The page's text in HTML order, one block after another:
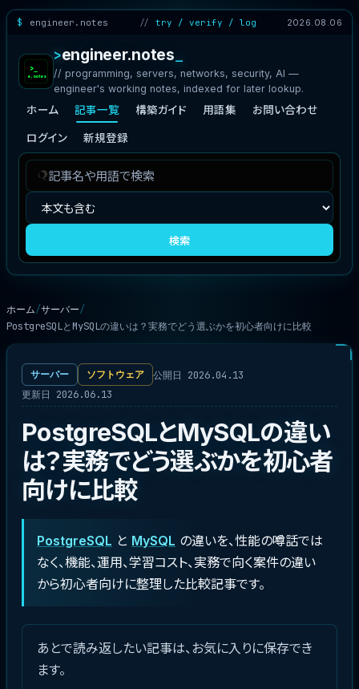
engineer.notes try / verify / log 2026.08.06
engineer.notes
// programming, servers, networks, security, AI —
engineer's working notes, indexed for later lookup.
ホーム 記事一覧 構築ガイド 用語集 お問い合わせ
ログイン 新規登録
事
検
索
索
象
検索
ホーム サーバー
PostgreSQLとMySQLの違いは？実務でどう選ぶかを初心者向けに比較
サーバー ソフトウェア
公開日 2026.04.13
更新日 2026.06.13
PostgreSQLとMySQLの違い
は？実務でどう選ぶかを初心者
向けに比較
PostgreSQL と MySQL の違いを、性能の噂話では
なく、機能、運用、学習コスト、実務で向く案件の違い
から初心者向けに整理した比較記事です。
あとで読み返したい記事は、お気に入りに保存でき
ます。